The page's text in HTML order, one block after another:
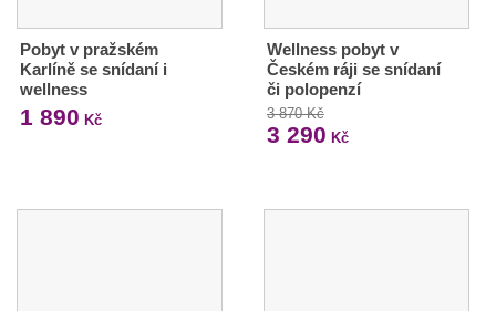
Pobyt v pražském
Karlíně se snídaní i
wellness
1 890 Kč
Wellness pobyt v
Českém ráji se snídaní
či polopenzí
3 870 Kč
3 290 Kč